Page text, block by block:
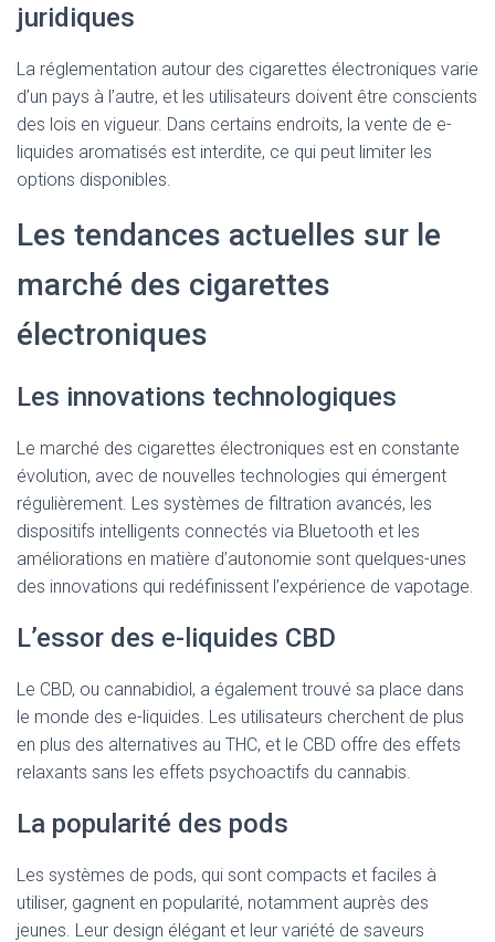
juridiques
La réglementation autour des cigarettes électroniques varie
d’un pays à l’autre, et les utilisateurs doivent être conscients
des lois en vigueur. Dans certains endroits, la vente de e-
liquides aromatisés est interdite, ce qui peut limiter les
options disponibles.
Les tendances actuelles sur le
marché des cigarettes
électroniques
Les innovations technologiques
Le marché des cigarettes électroniques est en constante
évolution, avec de nouvelles technologies qui émergent
régulièrement. Les systèmes de filtration avancés, les
dispositifs intelligents connectés via Bluetooth et les
améliorations en matière d’autonomie sont quelques-unes
des innovations qui redéfinissent l’expérience de vapotage.
L’essor des e-liquides CBD
Le CBD, ou cannabidiol, a également trouvé sa place dans
le monde des e-liquides. Les utilisateurs cherchent de plus
en plus des alternatives au THC, et le CBD offre des effets
relaxants sans les effets psychoactifs du cannabis.
La popularité des pods
Les systèmes de pods, qui sont compacts et faciles à
utiliser, gagnent en popularité, notamment auprès des
jeunes. Leur design élégant et leur variété de saveurs